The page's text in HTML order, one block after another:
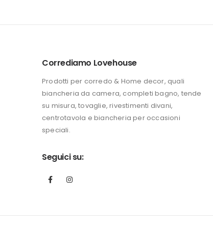
era:
è:
Corrediamo Lovehouse
Prodotti per corredo & Home decor, quali
biancheria da camera, completi bagno, tende
su misura, tovaglie, rivestimenti divani,
centrotavola e biancheria per occasioni
speciali.
Seguici su: